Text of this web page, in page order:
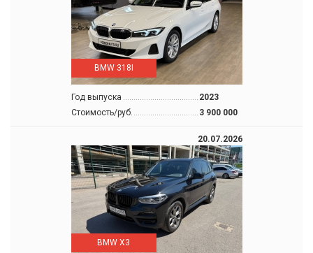
BMW 318I
Год выпуска
2023
Стоимость/руб.
3 900 000
20.07.2026
BMW X3